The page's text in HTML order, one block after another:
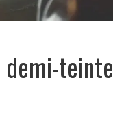
demi-teinte